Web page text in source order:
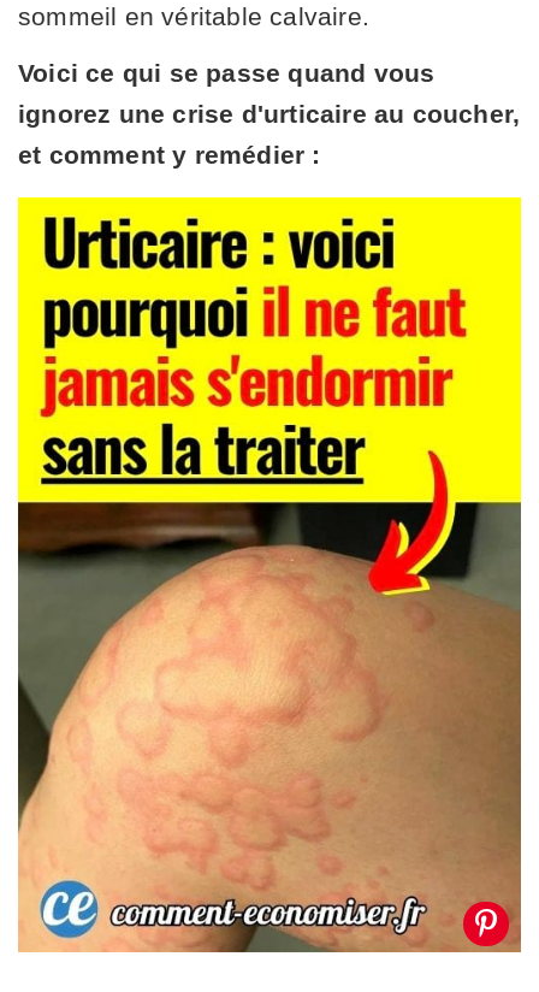
sommeil en véritable calvaire.
Voici ce qui se passe quand vous
ignorez une crise d'urticaire au coucher,
et comment y remédier :